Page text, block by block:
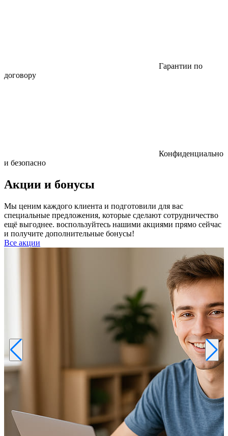
Гарантии по
договору
Конфиденциально
и безопасно
Акции и бонусы
Мы ценим каждого клиента и подготовили для вас
специальные предложения, которые сделают сотрудничество
ещё выгоднее. воспользуйтесь нашими акциями прямо сейчас
и получите дополнительные бонусы!
Все акции